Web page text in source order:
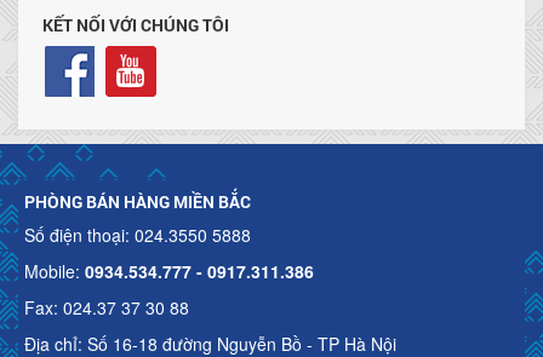
KẾT NỐI VỚI CHÚNG TÔI
PHÒNG BÁN HÀNG MIỀN BẮC
Số điện thoại: 024.3550 5888
Mobile: 0934.534.777 - 0917.311.386
Fax: 024.37 37 30 88
Địa chỉ: Số 16-18 đường Nguyễn Bồ - TP Hà Nội